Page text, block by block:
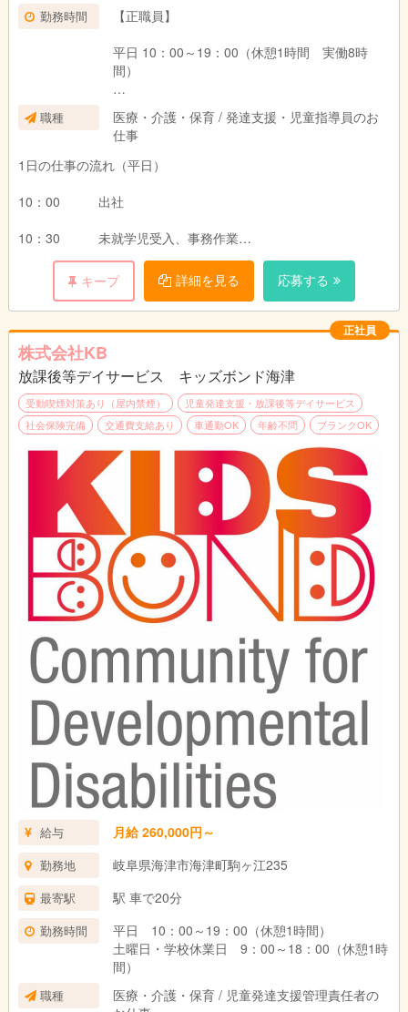
勤務時間
【正職員】
平日 10：00～19：00（休憩1時間 実働8時
間）
学校休業日 9：00～18：00（休憩1時間 実働8
時間）
毎週日曜日定休 週休2日（シフト制）
【パート】
平日 14：00～19：00（１日3Ｈ～）
学校休業日 9：00～18：00（１日3Ｈ～）
毎週日曜日定休 勤務日、時間相談可
※ 土曜日のみ、夏休み等長期休暇のみの方も大
職種
医療・介護・保育 / 発達支援・児童指導員のお
仕事
1日の仕事の流れ（平日）
10：00 出社
10：30 未就学児受入、事務作業
～13：00 休憩（昼食）
～14：00 施設の清掃、チェック 支援内容の確認
～15：00 就学児受入開始。子どもたちを学校までお迎え
～17：00 就学児への支援 いっぱい遊んだり、一緒に宿題
をやったりします。
～18：00 子どもたちを各家庭まで送ります
～19：00 事業所に戻って片付け 終業
キープ 詳細を見る 応募する
正社員
株式会社KB
放課後等デイサービス キッズボンド海津
受動喫煙対策あり（屋内禁煙）
児童発達支援・放課後等デイサービス
社会保険完備
交通費支給あり 車通勤OK 年齢不問 ブランクOK
給与 月給 260,000円～
勤務地 岐阜県海津市海津町駒ヶ江235
最寄駅 駅 車で20分
勤務時間
平日 10：00～19：00（休憩1時間）
土曜日・学校休業日 9：00～18：00（休憩1時
間）
職種
医療・介護・保育 / 児童発達支援管理責任者の